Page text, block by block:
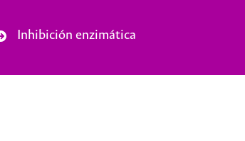
Inhibición enzimática